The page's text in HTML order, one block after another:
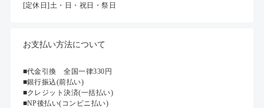
[定休日]土・日・祝日・祭日
お支払い方法について
■代金引換 全国一律330円
■銀行振込(前払い)
■クレジット決済(一括払い)
■NP後払い(コンビニ払い)